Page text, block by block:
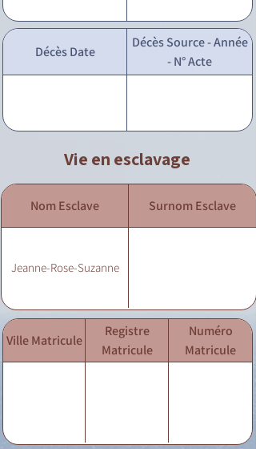
Décès Date
Décès Source - Année
- N° Acte
Vie en esclavage
Nom Esclave Surnom Esclave
Jeanne-Rose-Suzanne
Ville Matricule
Registre
Matricule
Numéro
Matricule